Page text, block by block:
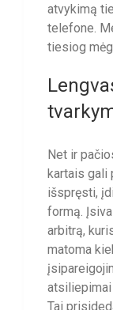
atvykimą
telefone.
tiesiog
Net ir
kartais gali
išspręsti,
formą.
arbitrą,
matoma
Tai